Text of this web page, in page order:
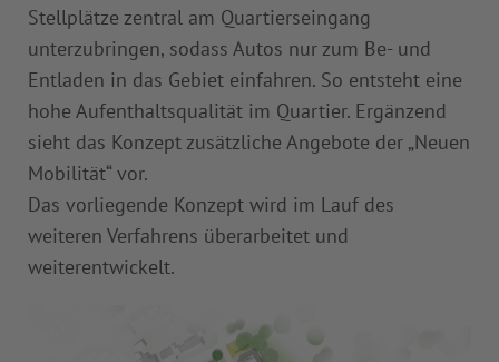
Stellplätze zentral am Quartierseingang
unterzubringen, sodass Autos nur zum Be- und
Entladen in das Gebiet einfahren. So entsteht eine
hohe Aufenthaltsqualität im Quartier. Ergänzend
sieht das Konzept zusätzliche Angebote der „Neuen
Mobilität“ vor.
Das vorliegende Konzept wird im Lauf des
weiteren Verfahrens überarbeitet und
weiterentwickelt.